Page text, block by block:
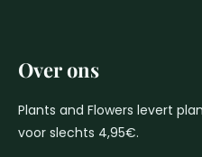
Over ons
Plants and Flowers levert
voor slechts 4,95€.